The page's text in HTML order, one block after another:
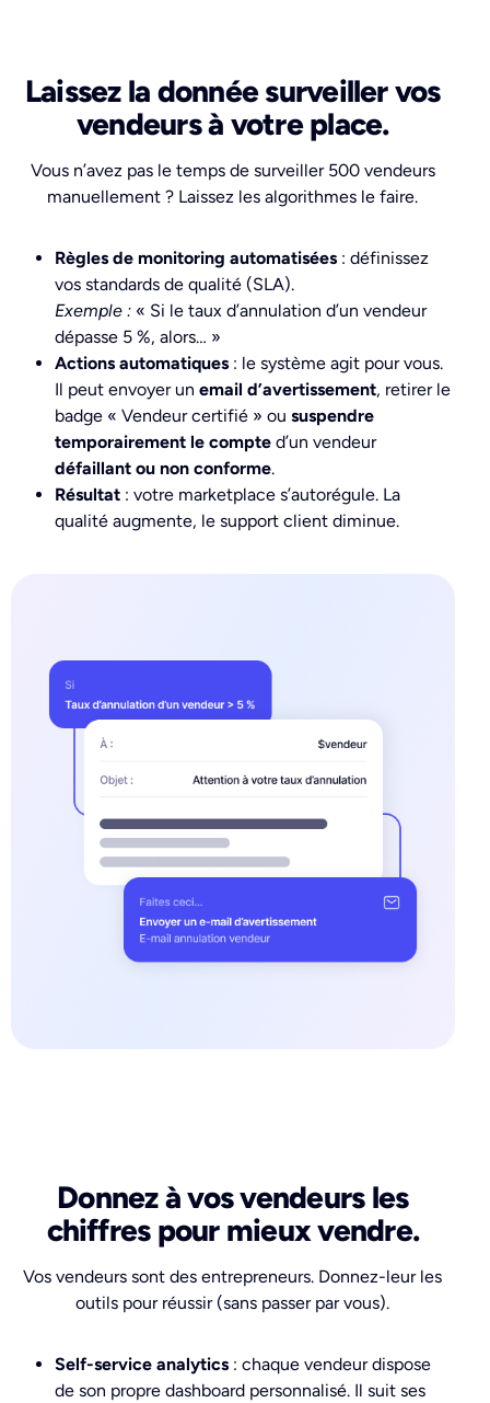
Laissez la donnée surveiller vos
vendeurs à votre place.
Vous n’avez pas le temps de surveiller 500 vendeurs
manuellement ? Laissez les algorithmes le faire.
Règles de monitoring automatisées : définissez
vos standards de qualité (SLA).
Exemple : « Si le taux d’annulation d’un vendeur
dépasse 5 %, alors… »
Actions automatiques : le système agit pour vous.
Il peut envoyer un email d’avertissement, retirer le
badge « Vendeur certifié » ou suspendre
temporairement le compte d’un vendeur
défaillant ou non conforme.
Résultat : votre marketplace s’autorégule. La
qualité augmente, le support client diminue.
Donnez à vos vendeurs les
chiffres pour mieux vendre.
Vos vendeurs sont des entrepreneurs. Donnez-leur les
outils pour réussir (sans passer par vous).
Self-service analytics : chaque vendeur dispose
de son propre dashboard personnalisé. Il suit ses